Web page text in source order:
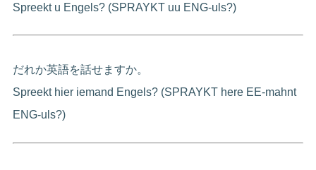
Spreekt u Engels? (SPRAYKT uu ENG-uls?)
だれか英語を話せますか。
Spreekt hier iemand Engels? (SPRAYKT here EE-mahnt
ENG-uls?)